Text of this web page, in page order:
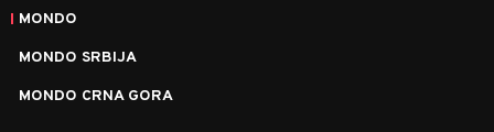
MONDO
MONDO SRBIJA
MONDO CRNA GORA